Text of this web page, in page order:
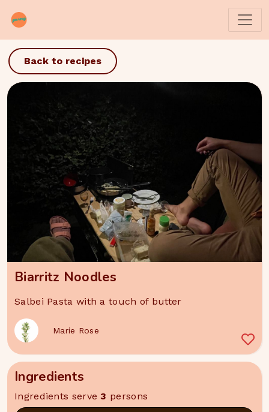
Back to recipes
Biarritz Noodles
Salbei Pasta with a touch of butter
Marie Rose
Ingredients
Ingredients serve3 persons